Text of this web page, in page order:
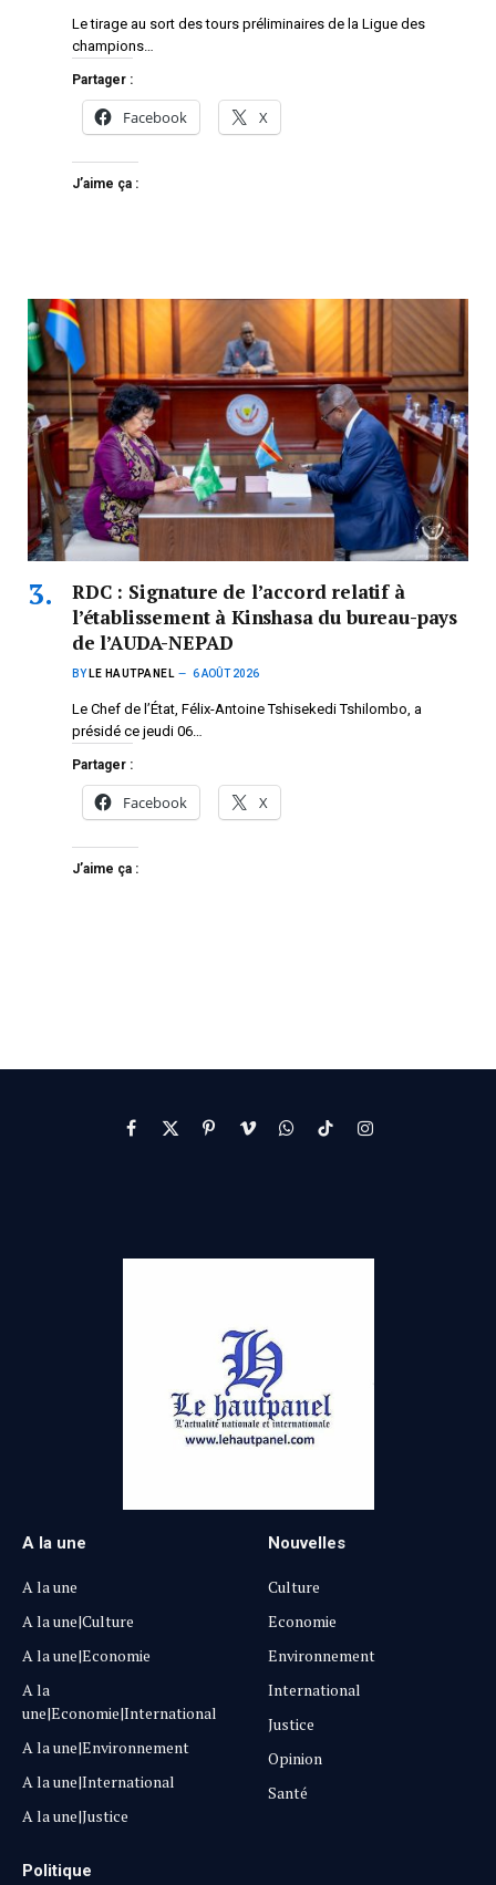
Le tirage au sort des tours préliminaires de la Ligue des
champions…
Partager :
Facebook X
J’aime ça :
RDC : Signature de l’accord relatif à
l’établissement à Kinshasa du bureau-pays
de l’AUDA-NEPAD
BY LE HAUTPANEL 6 AOÛT 2026
Le Chef de l’État, Félix-Antoine Tshisekedi Tshilombo, a
présidé ce jeudi 06…
Partager :
Facebook X
J’aime ça :
Facebook
X
PinterestVimeoWhatsApp
TikTokInstagram
A la une
A la une
A la une|Culture
A la une|Economie
A la
une|Economie|International
A la une|Environnement
A la une|International
A la une|Justice
Nouvelles
Culture
Economie
Environnement
International
Justice
Opinion
Santé
Politique